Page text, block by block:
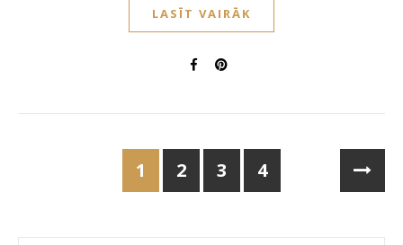
LASĪT VAIRĀK
1 2 3 4